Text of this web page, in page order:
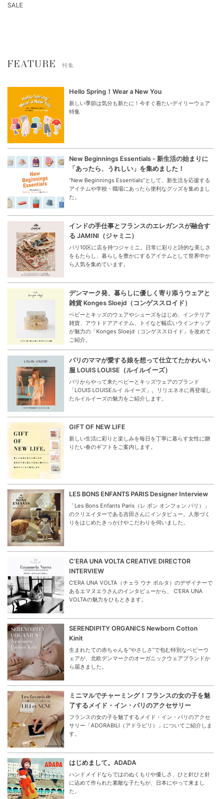
SALE
FEATURE 特集
Hello Spring！Wear a New You
新しい季節は気分も新たに！今すぐ着たいデイリーウェア
特集
New Beginnings Essentials - 新生活の始まりに
「あったら、うれしい」を集めました！
“New Beginnings Essentials”として、新生活を応援する
アイテムや学校・職場にあったら便利なグッズを集めまし
た。
インドの手仕事とフランスのエレガンスが融合す
る JAMINI（ジャミニ）
パリ10区に店を持つジャミニ。日常に彩りと詩的な美しさ
をもたらし、暮らしを豊かにするアイテムとして世界中か
ら人気を集めています。
デンマーク発、暮らしに優しく寄り添うウェアと
雑貨 Konges Sloejd（コンゲススロイド）
ベビーとキッズのウェアやシューズをはじめ、インテリア
雑貨、アウトドアアイテム、トイなど幅広いラインナップ
が魅力の「Konges Sloejd（コンゲススロイド」を改めて
ご紹介。
パリのママが愛する娘を想って仕立てたかわいい
服 LOUIS LOUISE（ルイルイーズ）
パリからやって来たベビーとキッズウェアのブランド
「LOUIS LOUISEルイ ルイーズ」。リリエネネに再登場し
たルイルイーズの魅力をご紹介します。
GIFT OF NEW LIFE
新しい生活に彩りと楽しみを毎日を丁寧に暮らす女性に贈
りたい春のギフトをご案内します。
LES BONS ENFANTS PARIS Designer Interview
「Les Bons Enfants Paris（レ ボン オンフォン パリ）」
のクリエイターである吉田さんにインタビュー。人形づく
りをはじめたきっかけやこだわりを伺いました。
C’ERA UNA VOLTA CREATIVE DIRECTOR
INTERVIEW
C’ERA UNA VOLTA（チェラ ウナ ボルタ）のデザイナーで
あるエマヌエラさんのインタビューから、 C’ERA UNA
VOLTAの魅力をひもときます。
SERENDIPITY ORGANICS Newborn Cotton
Kinit
生まれたての赤ちゃんを“やさしさ”で包む特別なベビーウ
ェアが、北欧デンマークのオーガニックウェアブランドか
ら届きました。
ミニマルでチャーミング！フランスの女の子を魅
了するメイド・イン・パリのアクセサリー
フランスの女の子を魅了するメイド・イン・パリのアクセ
サリー「ADORABILI（アドラビリ）」についてご紹介しま
す。
はじめまして。ADADA
ハンドメイドならではのぬくもりや優しさ、ひと針ひと針
に込めて作られた素敵な子たちが、日本にやって来まし
た。